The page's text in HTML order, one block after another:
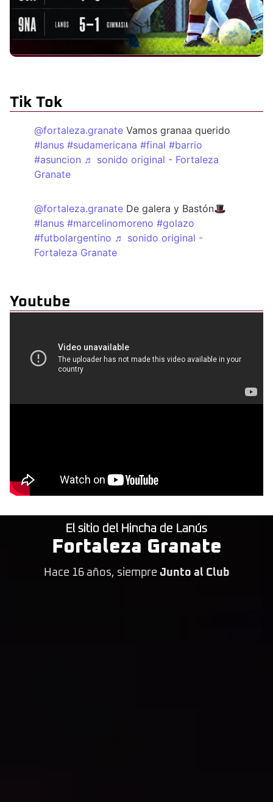
Tik Tok
@fortaleza.granate Vamos granaa querido
#lanus #sudamericana #final #barrio
#asuncion ♬ sonido original - Fortaleza
Granate
@fortaleza.granate De galera y Bastón🎩
#lanus #marcelinomoreno #golazo
#futbolargentino ♬ sonido original -
Fortaleza Granate
Youtube
El sitio del Hincha de Lanús
Fortaleza Granate
Hace 16 años, siempre Junto al Club